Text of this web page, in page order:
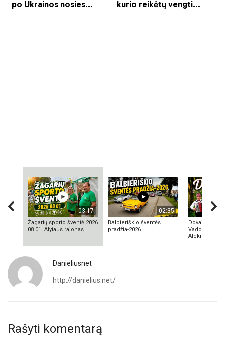
03:17
Žagarių sporto šventė 2026
08 01. Alytaus rajonas
02:35
Balbieriškio šventės
pradžia-2026
Dovainonių
Vadovas
Aleknavičius
Danieliusnet
http://danielius.net/
Rašyti komentarą